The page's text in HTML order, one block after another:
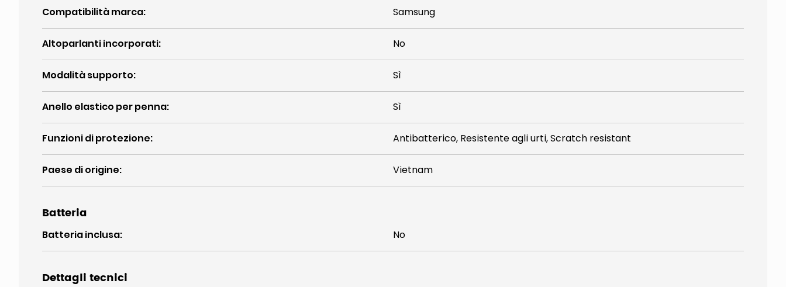
Compatibilità marca: Samsung
Altoparlanti incorporati: No
Modalità supporto: Sì
Anello elastico per penna: Sì
Funzioni di protezione: Antibatterico, Resistente agli urti, Scratch resistant
Paese di origine: Vietnam
Batteria
Batteria inclusa: No
Dettagli tecnici